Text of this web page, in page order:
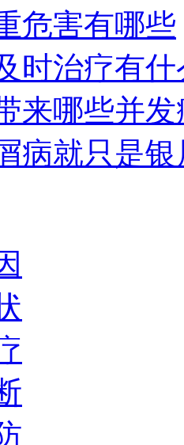
危害有哪些
时治疗有
来哪些并发
病就只是